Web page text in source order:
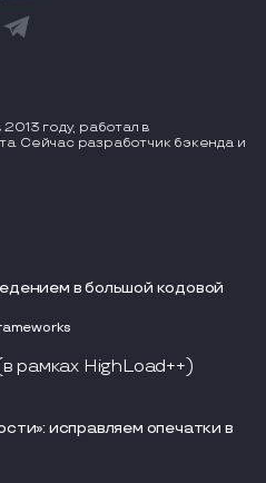
году, работал в
Сейчас разработчик бэкенда и
в большой кодовой
рамках HighLoad++)
исправляем опечатки в